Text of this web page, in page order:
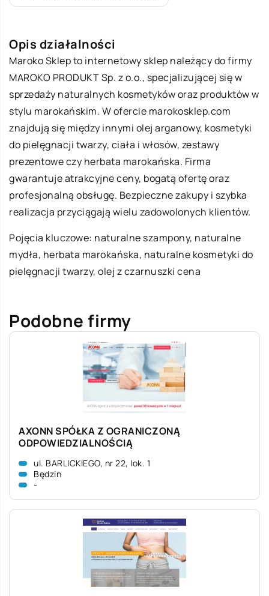
Opis działalności
Maroko Sklep to internetowy sklep należący do firmy
MAROKO PRODUKT Sp. z o.o., specjalizującej się w
sprzedaży naturalnych kosmetyków oraz produktów w
stylu marokańskim. W ofercie marokosklep.com
znajdują się między innymi olej arganowy, kosmetyki
do pielęgnacji twarzy, ciała i włosów, zestawy
prezentowe czy herbata marokańska. Firma
gwarantuje atrakcyjne ceny, bogatą ofertę oraz
profesjonalną obsługę. Bezpieczne zakupy i szybka
realizacja przyciągają wielu zadowolonych klientów.
Pojęcia kluczowe: naturalne szampony, naturalne
mydła, herbata marokańska, naturalne kosmetyki do
pielęgnacji twarzy, olej z czarnuszki cena
Podobne firmy
AXONN SPÓŁKA Z OGRANICZONĄ
ODPOWIEDZIALNOŚCIĄ
ul. BARLICKIEGO, nr 22, lok. 1
Będzin
-